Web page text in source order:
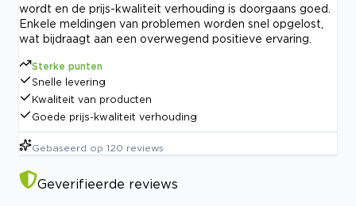
wordt en de prijs-kwaliteit verhouding is doorgaans goed.
Enkele meldingen van problemen worden snel opgelost,
wat bijdraagt aan een overwegend positieve ervaring.
Sterke punten
Snelle levering
Kwaliteit van producten
Goede prijs-kwaliteit verhouding
Gebaseerd op 120 reviews
Geverifieerde reviews